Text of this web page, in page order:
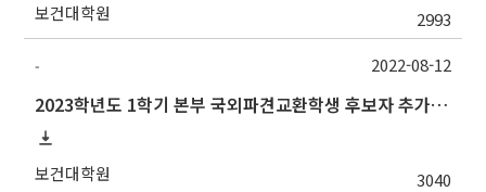
보건대학원 2993
-
2023학년도 1학기 본부 국외파견교환학생 후보자 추가모집 안내
보건대학원 3040
2022-08-12